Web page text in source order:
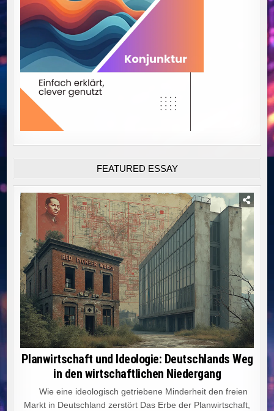
FEATURED ESSAY
Planwirtschaft und Ideologie: Deutschlands Weg
in den wirtschaftlichen Niedergang
Wie eine ideologisch getriebene Minderheit den freien
Markt in Deutschland zerstört Das Erbe der Planwirtschaft,